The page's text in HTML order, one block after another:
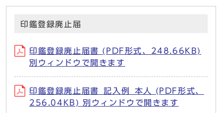
印鑑登録廃止届
印鑑登録廃止届書 (PDF形式、248.66KB)
別ウィンドウで開きます
印鑑登録廃止届書_記入例_本人 (PDF形式、
256.04KB) 別ウィンドウで開きます